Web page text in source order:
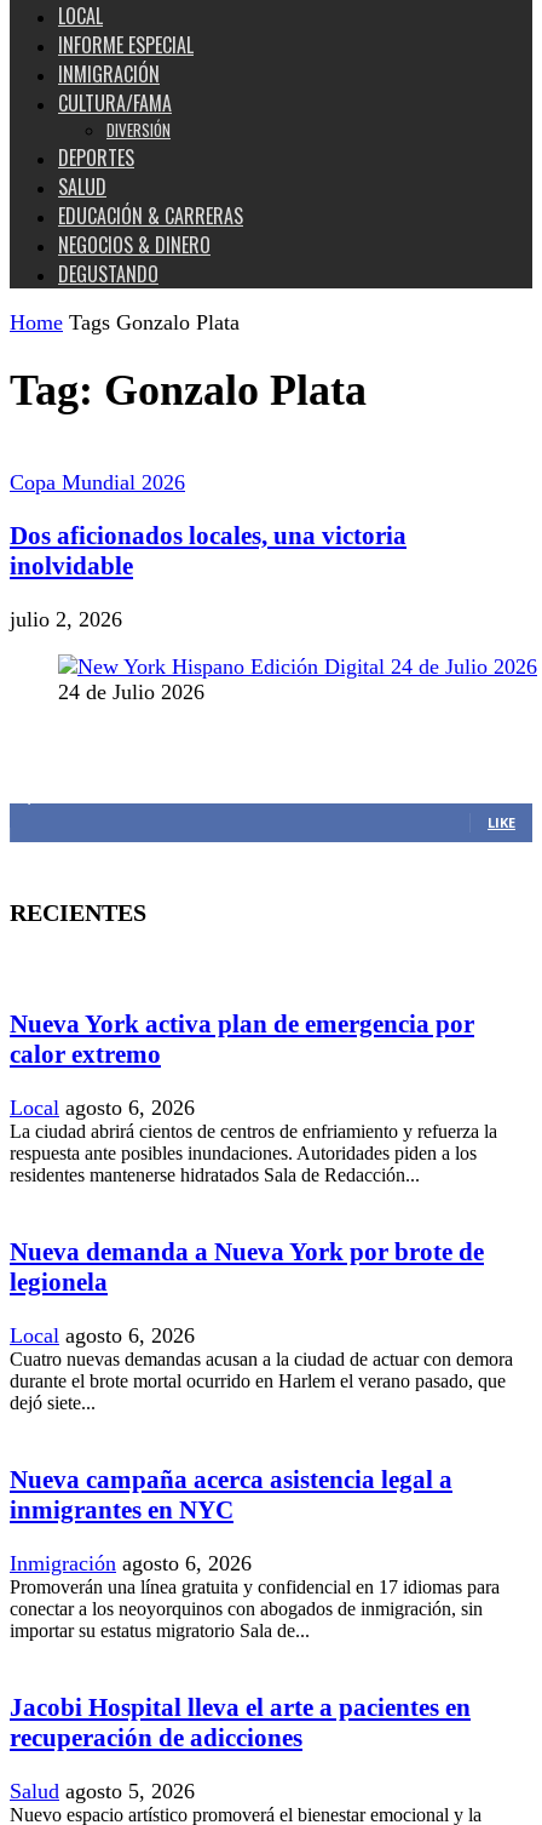
LOCAL
INFORME ESPECIAL
INMIGRACIÓN
CULTURA/FAMA
DIVERSIÓN
DEPORTES
SALUD
EDUCACIÓN & CARRERAS
NEGOCIOS & DINERO
DEGUSTANDO
Home Tags Gonzalo Plata
Tag: Gonzalo Plata
Copa Mundial 2026
Dos aficionados locales, una victoria
inolvidable
julio 2, 2026
24 de Julio 2026
LIKE
RECIENTES
Nueva York activa plan de emergencia por
calor extremo
Local agosto 6, 2026
La ciudad abrirá cientos de centros de enfriamiento y refuerza la
respuesta ante posibles inundaciones. Autoridades piden a los
residentes mantenerse hidratados Sala de Redacción...
Nueva demanda a Nueva York por brote de
legionela
Local agosto 6, 2026
Cuatro nuevas demandas acusan a la ciudad de actuar con demora
durante el brote mortal ocurrido en Harlem el verano pasado, que
dejó siete...
Nueva campaña acerca asistencia legal a
inmigrantes en NYC
Inmigración agosto 6, 2026
Promoverán una línea gratuita y confidencial en 17 idiomas para
conectar a los neoyorquinos con abogados de inmigración, sin
importar su estatus migratorio Sala de...
Jacobi Hospital lleva el arte a pacientes en
recuperación de adicciones
Salud agosto 5, 2026
Nuevo espacio artístico promoverá el bienestar emocional y la